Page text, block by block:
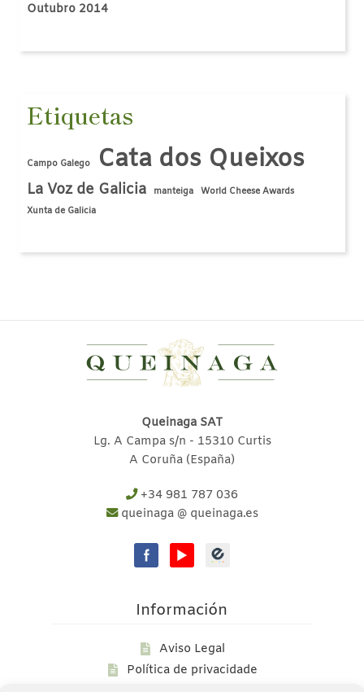
Outubro 2014
Etiquetas
Campo Galego Cata dos Queixos
La Voz de Galicia manteiga
World Cheese Awards
Xunta de Galicia
Queinaga SAT
Lg. A Campa s/n - 15310 Curtis
A Coruña (España)
+34 981 787 036
queinaga @ queinaga.es
Información
Aviso Legal
Política de privacidade